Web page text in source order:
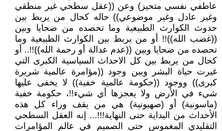
عاطفي نفسي متحيز) وعن ((عقل سطحي غير منطقي
وغير عادل وغير موضوعي)) حاله كحال من يربط بين
حدوث الكوارث الطبيعية وما تحصده من ضحايا وبين
((غضب الله))!! أو من يربط بين الكوارث الطبيعية وما
تحصده من ضحايا وبين ((عدم عدالة أو رحمة الله))!!.. أو
كحال من يربط بين كل الاحداث السياسية الكبرى التي
غيرت حياة البشر وبين وجود ((مؤامرة عالمية شريرة
كبرى)) ووجود ((حكومة عالمية خفية)) لا يخفى عليها
شيء في الأرض ولا يعجزها أي شيء!!، حكومة خفية
(ماسونية) أو (صهيونية) هي من يقف وراء كل هذه
الأحداث من البداية حتى النهاية!!!... إنه العقل السطحي
التقليدي المغموس حتى الصميم في عالم المؤامرات